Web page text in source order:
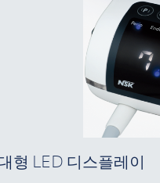
형 LED 디스플레이